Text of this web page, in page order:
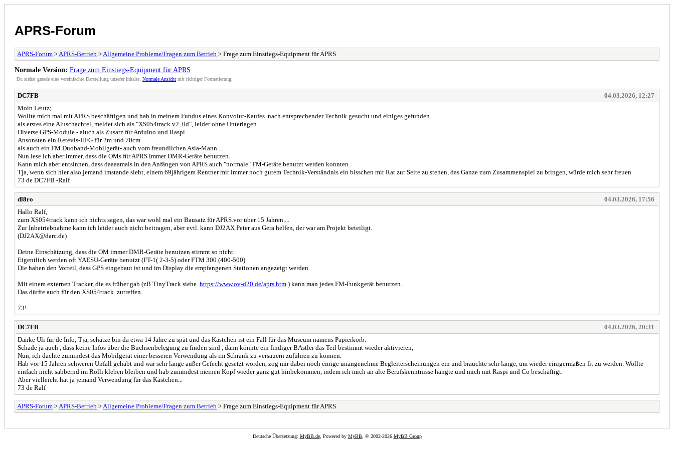
APRS-Forum
APRS-Forum > APRS-Betrieb > Allgemeine Probleme/Fragen zum Betrieb > Frage zum Einstiegs-Equipment für APRS
Normale Version: Frage zum Einstiegs-Equipment für APRS
Du siehst gerade eine vereinfachte Darstellung unserer Inhalte. Normale Ansicht mit richtiger Formatierung.
DC7FB
04.03.2026, 12:27
Moin Leutz;
Wollte mich mal mit APRS beschäftigen und hab in meinem Fundus eines Konvolut-Kaufes nach entsprechender Technik gesucht und einiges gefunden.
als erstes eine Aluschachtel, meldet sich als "XS054track v2..0d", leider ohne Unterlagen
Diverse GPS-Module - aiuch als Zusatz für Arduino und Raspi
Ansonsten ein Retevis-HFG für 2m und 70cm
als auch ein FM Duoband-Mobilgerät- auch vom freundlichen Asia-Mann....
Nun lese ich aber immer, dass die OMs für APRS immer DMR-Geräte benutzen.
Kann mich aber entsinnen, dass daaaamals in den Anfängen von APRS auch "normale" FM-Geräte benutzt werden konnten.
Tja, wenn sich hier also jemand imstande sieht, einem 69jährigem Rentner mit immer noch gutem Technik-Verständnis ein bisschen mit Rat zur Seite zu stehen, das Ganze zum Zusammenspiel zu bringen, würde mich sehr freuen
73 de DC7FB -Ralf
dl8ro
04.03.2026, 17:56
Hallo Ralf,
zum XS054track kann ich nichts sagen, das war wohl mal ein Bausatz für APRS.vor über 15 Jahren....
Zur Inbetriebnahme kann ich leider auch nicht beitragen, aber evtl. kann DJ2AX Peter aus Gera helfen, der war am Projekt beteiligt.
(DJ2AX@darc.de)
Deine Einschätzung, dass die OM immer DMR-Geräte benutzen stimmt so nicht.
Eigentlich werden oft YAESU-Geräte benutzt (FT-1( 2-3-5) oder FTM 300 (400-500).
Die haben den Vorteil, dass GPS eingebaut ist und im Display die empfangenen Stationen angezeigt werden.
Mit einem externen Tracker, die es früher gab (zB TinyTrack siehe https://www.ov-d20.de/aprs.htm ) kann man jedes FM-Funkgerät benutzen.
Das dürfte auch für den XS054track zutreffen.
73!
DC7FB
04.03.2026, 20:31
Danke Uli für de Info; Tja, schätze bin da etwa 14 Jahre zu spät und das Kästchen ist ein Fall für das Museum namens Papierkorb.
Schade ja auch , dass keine Infos über die Buchsenbelegung zu finden sind , dann könnte ein findiger BAstler das Teil bestimmt wieder aktivieren,
Nun, ich dachte zumindest das Mobilgerät einer besseren Verwendung als im Schrank zu versauern zuführen zu können.
Hab vor 15 Jahren schweren Unfall gehabt und war sehr lange außer Gefecht gesetzt worden, zog mir dabei noch einige unangenehme Begleiterscheinungen ein und brauchte sehr lange, um wieder einigermaßen fit zu werden. Wollte
einfach nicht sabbernd im Rolli kleben bleiben und hab zumindest meinen Kopf wieder ganz gut hinbekommen, indem ich mich an alte Berufskenntnisse hängte und mich mit Raspi und Co beschäftigt.
Aber vielleicht hat ja jemand Verwendung für das Kästchen...
73 de Ralf
APRS-Forum > APRS-Betrieb > Allgemeine Probleme/Fragen zum Betrieb > Frage zum Einstiegs-Equipment für APRS
Deutsche Übersetzung: MyBB.de, Powered by MyBB, © 2002-2026 MyBB Group